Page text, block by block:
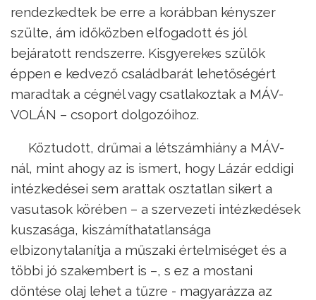
rendezkedtek be erre a korábban kényszer
szülte, ám időközben elfogadott és jól
bejáratott rendszerre. Kisgyerekes szülők
éppen e kedvező családbarát lehetőségért
maradtak a cégnél vagy csatlakoztak a MÁV-
VOLÁN – csoport dolgozóihoz.
Köztudott, drűmai a létszámhiány a MÁV-
nál, mint ahogy az is ismert, hogy Lázár eddigi
intézkedései sem arattak osztatlan sikert a
vasutasok körében – a szervezeti intézkedések
kuszasága, kiszámíthatatlansága
elbizonytalanítja a műszaki értelmiséget és a
többi jó szakembert is –, s ez a mostani
döntése olaj lehet a tűzre - magyarázza az